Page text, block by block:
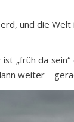
und die
ist „früh da
weiter –